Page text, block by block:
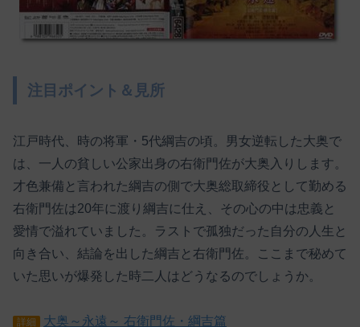
注目ポイント＆見所
江戸時代、時の将軍・5代綱吉の頃。男女逆転した大奥で
は、一人の貧しい公家出身の右衛門佐が大奥入りします。
才色兼備と言われた綱吉の側で大奥総取締役として勤める
右衛門佐は20年に渡り綱吉に仕え、その心の中は忠義と
愛情で溢れていました。ラストで孤独だった自分の人生と
向き合い、結論を出した綱吉と右衛門佐。ここまで秘めて
いた思いが爆発した時二人はどうなるのでしょうか。
詳細 大奥～永遠～ 右衛門佐・綱吉篇